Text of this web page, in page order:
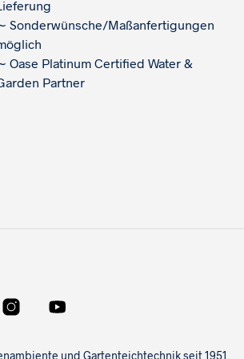
Sonderwünsche/Maßanfertigungen
Oase Platinum Certified Water &
Partner
und Gartenteichtechnik seit 1951.